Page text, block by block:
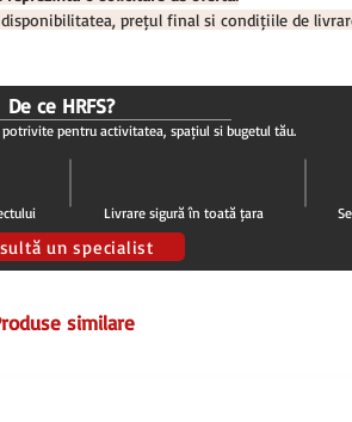
prețul final și condițiile de
De ce HRFS?
pentru activitatea, spațiul și bugetul tău.
Livrare sigură în toată țara
un specialist
similare